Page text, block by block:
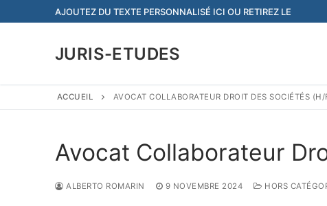
au
AJOUTEZ DU TEXTE PERSONNALISÉ ICI OU RETIREZ LE
JURIS-ETUDES
ACCUEIL AVOCAT COLLABORATEUR DROIT DES SOCIÉTÉS (H/
Avocat Collaborateur
ALBERTO ROMARIN 9 NOVEMBRE 2024 HORS